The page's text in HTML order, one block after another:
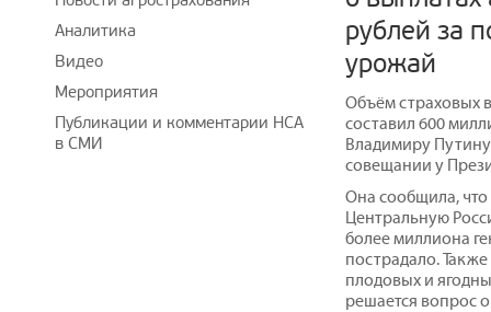
рублей за
урожай
Объём страховых
составил 600
Владимиру
совещании у
Она сообщила,
Центральную
более миллиона
пострадало.
плодовых и
решается вопрос
Аналитика
Видео
Мероприятия
Публикации и комментарии НСА
в СМИ